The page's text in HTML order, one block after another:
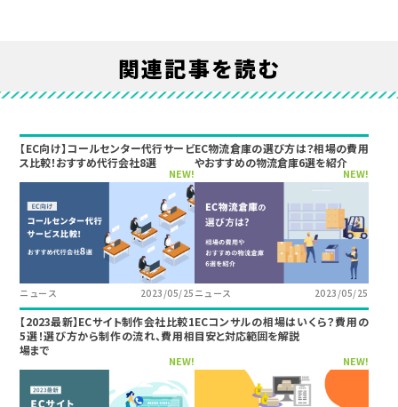
関連記事を読む
【EC向け】コールセンター代行サービ
ス比較！おすすめ代行会社8選
NEW!
ニュース 2023/05/25
EC物流倉庫の選び方は？相場の費用
やおすすめの物流倉庫6選を紹介
NEW!
ニュース 2023/05/25
【2023最新】ECサイト制作会社比較1
5選！選び方から制作の流れ、費用相
場まで
NEW!
ECコンサルの相場はいくら？費用の
目安と対応範囲を解説
NEW!